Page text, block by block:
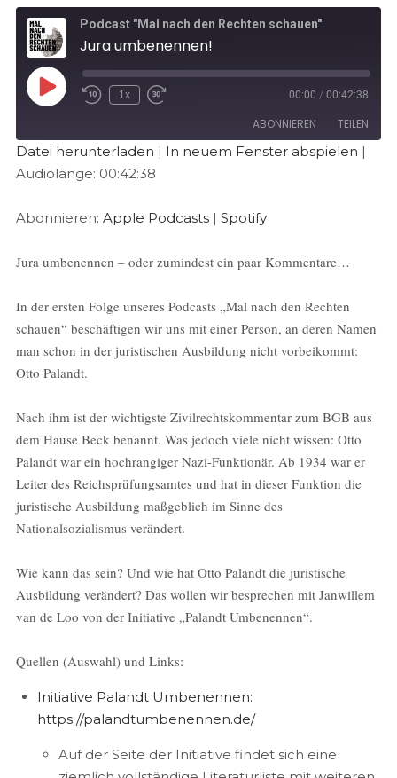
Podcast "Mal nach den Rechten schauen"
Jura umbenennen!
1x 00:00 / 00:42:38
ABONNIEREN TEILEN
Apple Podcasts
TEILEN
LINK
Datei herunterladen | In neuem Fenster abspielen |
Audiolänge: 00:42:38
Abonnieren: Apple Podcasts| Spotify
Jura umbenennen – oder zumindest ein paar Kommentare…
In der ersten Folge unseres Podcasts „Mal nach den Rechten
schauen“ beschäftigen wir uns mit einer Person, an deren Namen
man schon in der juristischen Ausbildung nicht vorbeikommt:
Otto Palandt.
Nach ihm ist der wichtigste Zivilrechtskommentar zum BGB aus
dem Hause Beck benannt. Was jedoch viele nicht wissen: Otto
Palandt war ein hochrangiger Nazi-Funktionär. Ab 1934 war er
Leiter des Reichsprüfungsamtes und hat in dieser Funktion die
juristische Ausbildung maßgeblich im Sinne des
Nationalsozialismus verändert.
Wie kann das sein? Und wie hat Otto Palandt die juristische
Ausbildung verändert? Das wollen wir besprechen mit Janwillem
van de Loo von der Initiative „Palandt Umbenennen“.
Quellen (Auswahl) und Links:
Initiative Palandt Umbenennen:
https://palandtumbenennen.de/
Auf der Seite der Initiative findet sich eine